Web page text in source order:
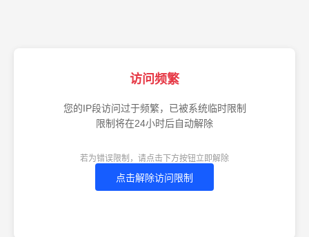
访问频繁
您的IP段访问过于频繁，已被系统临时限制
限制将在24小时后自动解除
若为错误限制，请点击下方按钮立即解除
点击解除访问限制